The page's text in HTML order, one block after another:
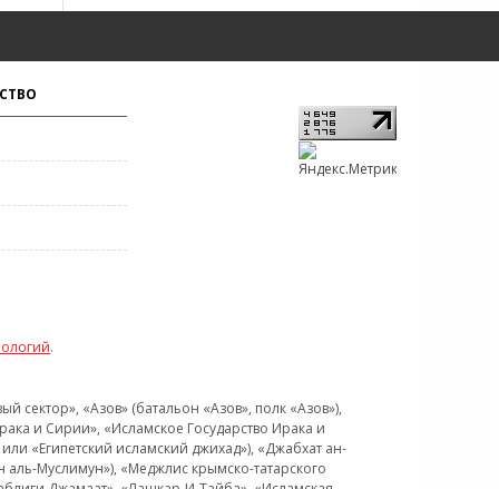
.
«Азов» (батальон «Азов», полк «Азов»),
и Сирии», «Исламское Государство Ирака и
«Египетский исламский джихад»), «Джабхат ан-
Муслимун»), «Меджлис крымско-татарского